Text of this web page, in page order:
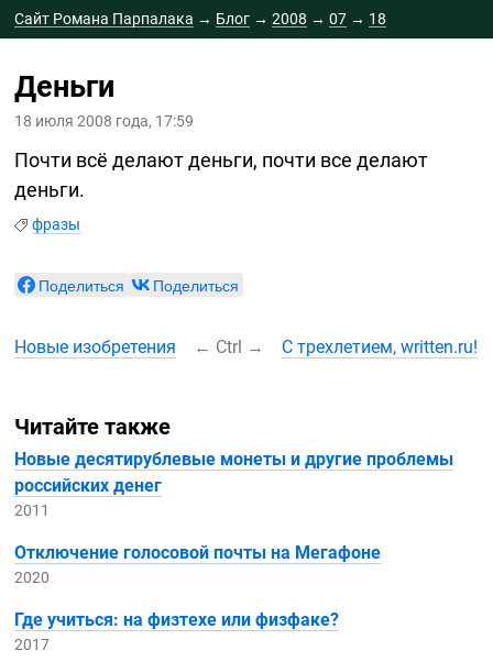
Сайт Романа Парпалака → Блог →2008 →07 → 18
Деньги
18 июля 2008 года, 17:59
Почти всё делают деньги, почти все делают
деньги.
фразы
Поделиться Поделиться
Новые изобретения ← Ctrl → С трехлетием, written.ru!
Читайте также
Новые десятирублевые монеты и другие проблемы
российских денег
2011
Отключение голосовой почты на Мегафоне
2020
Где учиться: на физтехе или физфаке?
2017